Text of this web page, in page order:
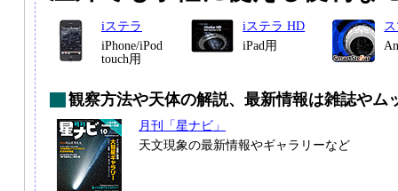
iステラ
iPhone/iPod
touch用
iステラ HD
iPad用
観察方法や天体の解説、最新情報は雑誌やム
月刊「星ナビ」
天文現象の最新情報やギャラリーなど